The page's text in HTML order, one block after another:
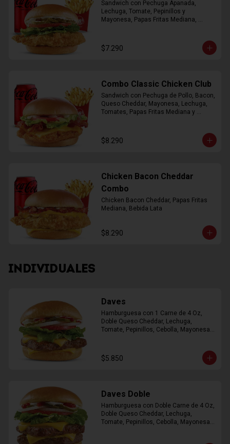
Sandwich con Pechuga Apanada,
Lechuga, Tomate, Pepinillos y
Mayonesa, Papas Fritas Mediana,
$7.290
Combo Classic Chicken Club
Sandwich con Pechuga de Pollo, Bacon,
Queso Cheddar, Mayonesa, Lechuga,
Tomates, Papas Fritas Mediana y
$8.290
Chicken Bacon Cheddar
Combo
Chicken Bacon Cheddar, Papas Fritas
Mediana, Bebida Lata
$8.290
INDIVIDUALES
Daves
Hamburguesa con 1 Carne de 4 Oz,
Doble Queso Cheddar, Lechuga,
Tomate, Pepinillos, Cebolla, Mayonesa,
$5.850
Daves Doble
Hamburguesa con Doble Carne de 4 Oz,
Doble Queso Cheddar, Lechuga,
Tomate, Pepinillos, Cebolla, Mayonesa,